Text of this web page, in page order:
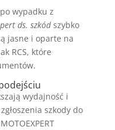
wypadku z
ds. szkódszybko
jasne i oparte na
RCS, które
wydajność i
szkody do